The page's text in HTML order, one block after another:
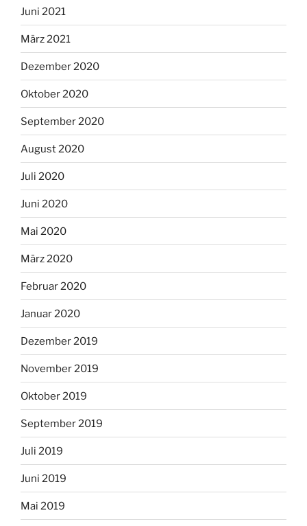
Juni 2021
März 2021
Dezember 2020
Oktober 2020
September 2020
August 2020
Juli 2020
Juni 2020
Mai 2020
März 2020
Februar 2020
Januar 2020
Dezember 2019
November 2019
Oktober 2019
September 2019
Juli 2019
Juni 2019
Mai 2019